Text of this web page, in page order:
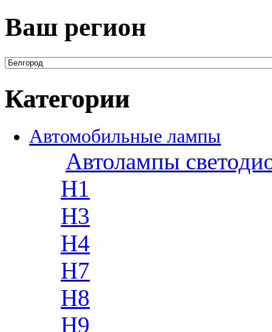
Ваш регион
Категории
Автомобильные лампы
Автолампы
H1
H3
H4
H7
H8
H9